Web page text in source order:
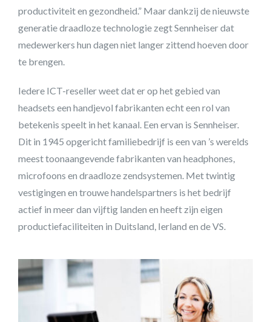
productiviteit en gezondheid.” Maar dankzij de nieuwste
generatie draadloze technologie zegt Sennheiser dat
medewerkers hun dagen niet langer zittend hoeven door
te brengen.
Iedere ICT-reseller weet dat er op het gebied van
headsets een handjevol fabrikanten echt een rol van
betekenis speelt in het kanaal. Een ervan is Sennheiser.
Dit in 1945 opgericht familiebedrijf is een van ’s werelds
meest toonaangevende fabrikanten van headphones,
microfoons en draadloze zendsystemen. Met twintig
vestigingen en trouwe handelspartners is het bedrijf
actief in meer dan vijftig landen en heeft zijn eigen
productiefaciliteiten in Duitsland, Ierland en de VS.